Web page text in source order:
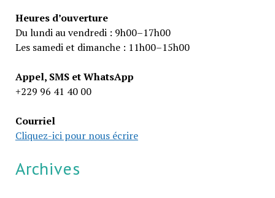
Heures d’ouverture
Du lundi au vendredi : 9h00–17h00
Les samedi et dimanche : 11h00–15h00
Appel, SMS et WhatsApp
+229 96 41 40 00
Courriel
Cliquez-ici pour nous écrire
Archives